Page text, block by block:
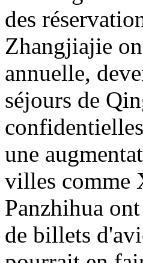
des
Zhangjiajie
annuelle,
séjours de
une
villes comme
Panzhihua
de billets